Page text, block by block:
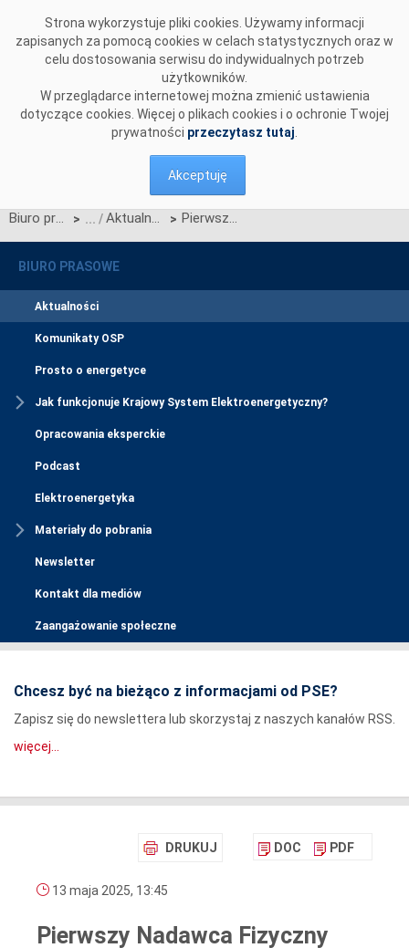
Strona wykorzystuje pliki cookies. Używamy informacji
zapisanych za pomocą cookies w celach statystycznych oraz w
celu dostosowania serwisu do indywidualnych potrzeb
użytkowników.
W przeglądarce internetowej można zmienić ustawienia
dotyczące cookies. Więcej o plikach cookies i o ochronie Twojej
prywatności przeczytasz tutaj
Akceptuję
Biuro prasowe > Aktualności > Pierwszy Nadawca Fizyczny może współpracować z CSIRE
BIURO PRASOWE
Aktualności
Komunikaty OSP
Prosto o energetyce
Jak funkcjonuje Krajowy System Elektroenergetyczny?
Opracowania eksperckie
Podcast
Elektroenergetyka
Materiały do pobrania
Newsletter
Kontakt dla mediów
Zaangażowanie społeczne
Chcesz być na bieżąco z informacjami od PSE?
Zapisz się do newslettera lub skorzystaj z naszych kanałów RSS.
więcej...
DRUKUJ DOC PDF
13 maja 2025, 13:45
Pierwszy Nadawca Fizyczny